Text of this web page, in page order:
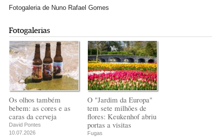
Fotogaleria de Nuno Rafael Gomes
Fotogalerias
Os olhos também
bebem: as cores e as
caras da cerveja
David Pontes
10.07.2026
O "Jardim da Europa"
tem sete milhões de
flores: Keukenhof abriu
portas a visitas
Fugas